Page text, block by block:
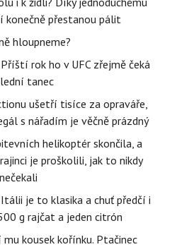
konečně přestanou pálit
hloupneme?
rok ho v UFC zřejmě čeká
tanec
ušetří tisíce za opraváře,
s nářadím je věčně prázdný
helikoptér skončila, a
je proškolili, jak to nikdy
nečekali
je to klasika a chuť předčí i
g rajčat a jeden citrón
kousek kořínku. Ptačinec